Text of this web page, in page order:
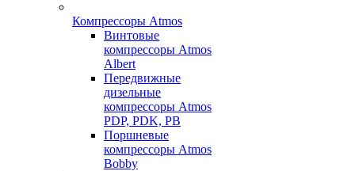
Компрессоры Atmos
Винтовые
компрессоры Atmos
Albert
Передвижные
дизельные
компрессоры Atmos
PDP, PDK, PB
Поршневые
компрессоры Atmos
Bobby